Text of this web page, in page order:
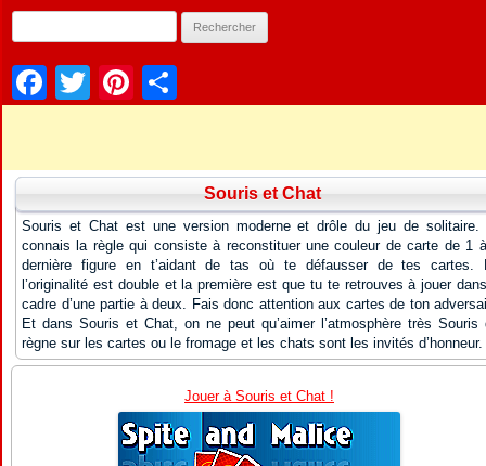
Facebook
TwitterPinterest
Souris et Chat
Souris et Chat est une version moderne et drôle du jeu de solitaire.
connais la règle qui consiste à reconstituer une couleur de carte de 1
dernière figure en t’aidant de tas où te défausser de tes cartes.
l’originalité est double et la première est que tu te retrouves à jouer
cadre d’une partie à deux. Fais donc attention aux cartes de ton
Et dans Souris et Chat, on ne peut qu’aimer l’atmosphère très Souris
règne sur les cartes ou le fromage et les chats sont les invités d’honneur.
Jouer à Souris et Chat !